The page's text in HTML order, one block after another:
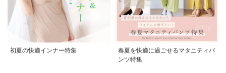
初夏の快適インナー特集
春夏を快適に過ごせるマタニティパ
ンツ特集